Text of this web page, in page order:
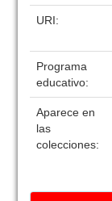
URI:
Programa
educativo:
Aparece en
las
colecciones: